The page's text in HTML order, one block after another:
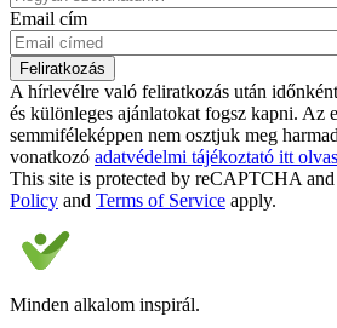
Email cím
A hírlevélre való feliratkozás után
és különleges ajánlatokat fogsz kapni. Az
semmiféleképpen nem osztjuk meg
vonatkozó adatvédelmi tájékoztató itt
This site is protected by reCAPTCHA
Policy and Terms of Service apply.
Minden alkalom inspirál.